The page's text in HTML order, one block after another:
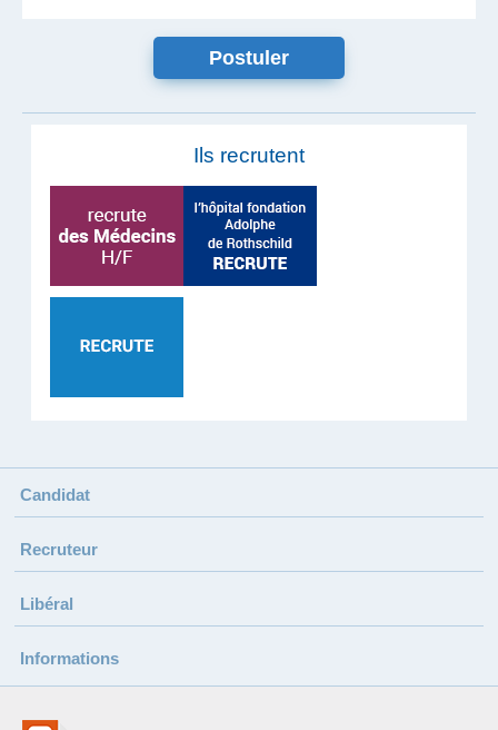
Ils recrutent
Candidat
Recruteur
Libéral
Informations